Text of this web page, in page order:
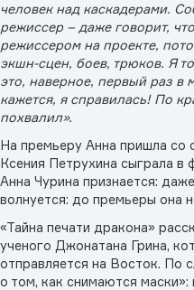
человек над каскадерами.
режиссер – даже говорит,
режиссером на проекте,
экшн-сцен, боев, трюков. Я
это, наверное, первый раз
кажется, я справилась! По
похвалил».
На премьеру Анна пришла со
Ксения Петрухина сыграла в
Анна Чурина признается:
волнуется: до премьеры она
«Тайна печати дракона»
ученого Джонатана Грина,
отправляется на Восток. По
о том, как снимаются